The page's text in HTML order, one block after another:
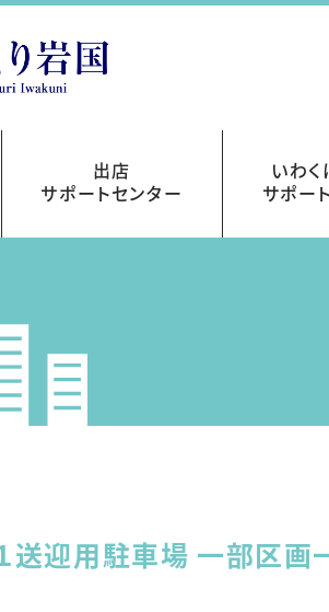
出店
サポートセンター
いわく
サポー
送迎用駐車場 一部区画